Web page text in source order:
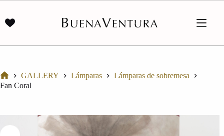
contenido
Inicio
GALLERY Lámparas
Lámparas de sobremesa
Fan Coral